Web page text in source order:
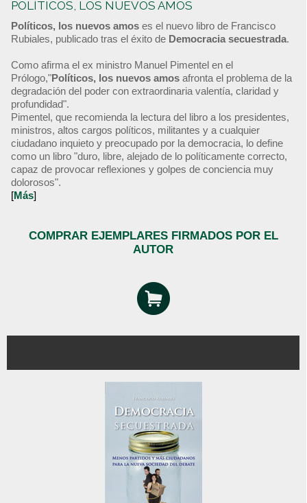
POLÍTICOS, LOS NUEVOS AMOS
Políticos, los nuevos amos es el nuevo libro de Francisco
Rubiales, publicado tras el éxito de Democracia secuestrada.
Como afirma el ex ministro Manuel Pimentel en el
Prólogo,"Políticos, los nuevos amos afronta el problema de la
degradación del poder con extraordinaria valentía, claridad y
profundidad".
Pimentel, que recomienda la lectura del libro a los presidentes,
ministros, altos cargos políticos, militantes y a cualquier
ciudadano inquieto y preocupado por la democracia, lo define
como un libro "duro, libre, alejado de lo políticamente correcto,
capaz de provocar reflexiones y golpes de conciencia muy
dolorosos".
[Más]
COMPRAR EJEMPLARES FIRMADOS POR EL
AUTOR